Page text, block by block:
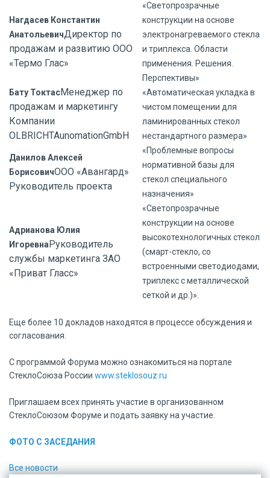
Нагдасев Константин
АнатольевичДиректор по
продажам и развитию ООО
«Термо Глас»
«Светопрозрачные
конструкции на основе
электронагреваемого стекла
и триплекса. Области
применения. Решения.
Перспективы»
Бату ТоктасМенеджер по
продажам и маркетингу
Компании
OLBRICHTAunomationGmbH
«Автоматическая укладка в
чистом помещении для
ламинированных стекол
нестандартного размера»
Данилов Алексей
БорисовичООО «Авангард»
Руководитель проекта
«Проблемные вопросы
нормативной базы для
стекол специального
назначения»
Адрианова Юлия
ИгоревнаРуководитель
службы маркетинга ЗАО
«Приват Гласс»
«Светопрозрачные
конструкции на основе
высокотехнологичных стекол
(смарт-стекло, со
встроенными светодиодами,
триплекс с металлической
сеткой и др.)».
Еще более 10 докладов находятся в процессе обсуждения и
согласования.
С программой Форума можно ознакомиться на портале
СтеклоСоюза России www.steklosouz.ru
Приглашаем всех принять участие в организованном
СтеклоСоюзом Форуме и подать заявку на участие.
ФОТО С ЗАСЕДАНИЯ
Все новости